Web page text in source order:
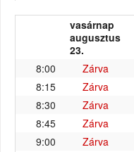
vasárnap
augusztus
23.
8:00
Zárva
8:15
Zárva
8:30
Zárva
8:45
Zárva
9:00
Zárva